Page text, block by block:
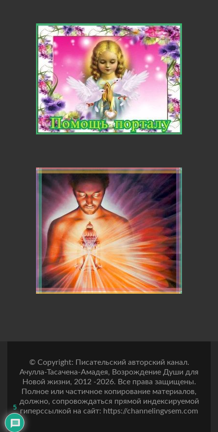
© Copyright: Писательский авторский канал.
Ачулла-Тасачена-Амадея, Возрождение Души для
Новой жизни, 2012 -2026. Все права защищены.
Полное или частичное копирование материалов,
должно, сопровождаться прямой индексируемой
гиперссылкой на сайт: https://channelingvsem.com
5